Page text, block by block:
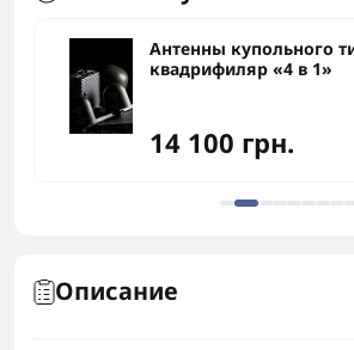
Антенны купольного
квадрифиляр «4 в 1»
14 100 грн.
Описание